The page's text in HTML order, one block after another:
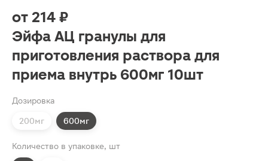
от 214 ₽
Эйфа АЦ гранулы для
приготовления раствора для
приема внутрь 600мг 10шт
Дозировка
200мг 600мг
Количество в упаковке, шт